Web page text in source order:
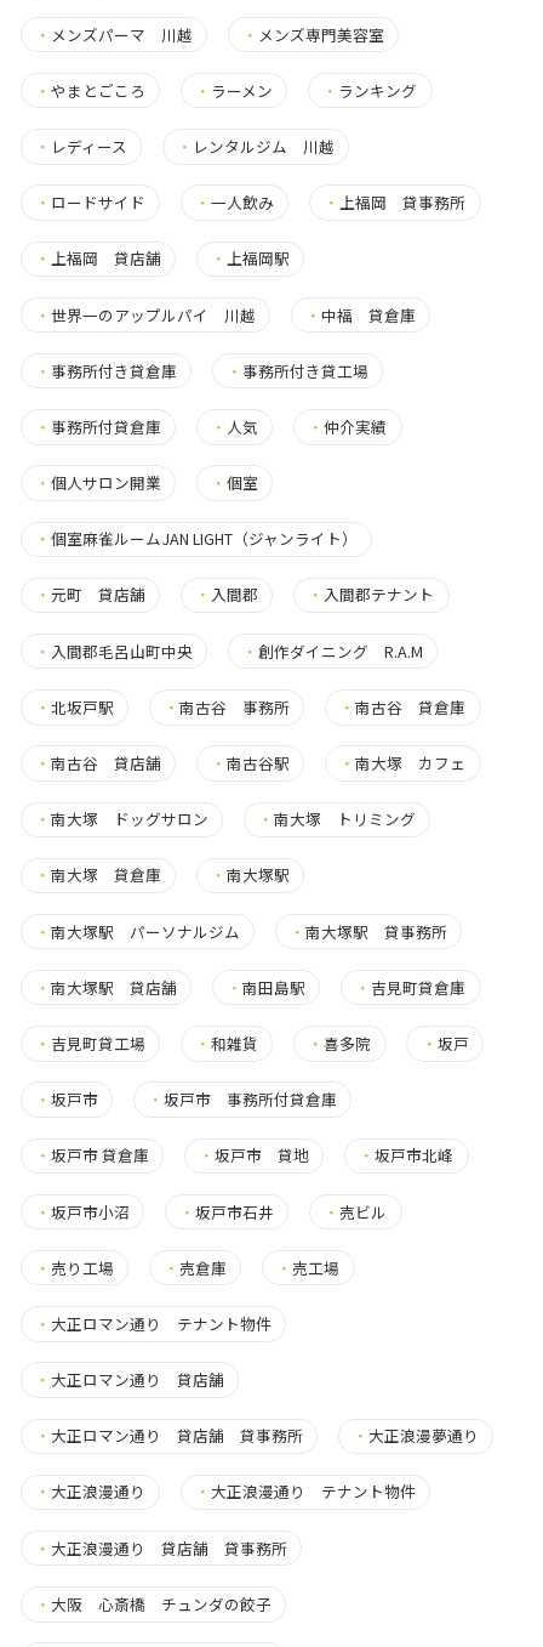
・ メンズパーマ 川越 ・ メンズ専門美容室
・ やまとごころ ・ ラーメン ・ ランキング
・ レディース ・ レンタルジム 川越
・ ロードサイド ・一人飲み ・上福岡 貸事務所
・ 上福岡 貸店舗 ・上福岡駅
・ 世界一のアップルパイ 川越 ・中福 貸倉庫
・ 事務所付き貸倉庫 ・ 事務所付き貸工場
・ 事務所付貸倉庫 ・ 人気 ・仲介実績
・ 個人サロン開業 ・個室
・ 個室麻雀ルームJAN LIGHT（ジャンライト）
・ 元町 貸店舗 ・ 入間郡 ・ 入間郡テナント
・ 入間郡毛呂山町中央 ・創作ダイニング R.A.M
・ 北坂戸駅 ・南古谷 事務所 ・南古谷 貸倉庫
・ 南古谷 貸店舗 ・南古谷駅 ・南大塚 カフェ
・ 南大塚 ドッグサロン ・南大塚 トリミング
・ 南大塚 貸倉庫 ・南大塚駅
・ 南大塚駅 パーソナルジム ・南大塚駅 貸事務所
・ 南大塚駅 貸店舗 ・南田島駅 ・ 吉見町貸倉庫
・ 吉見町貸工場 ・和雑貨 ・喜多院 ・ 坂戸
・ 坂戸市 ・坂戸市 事務所付貸倉庫
・ 坂戸市 貸倉庫 ・坂戸市 貸地 ・坂戸市北峰
・ 坂戸市小沼 ・坂戸市石井 ・ 売ビル
・ 売り工場 ・ 売倉庫 ・ 売工場
・ 大正ロマン通り テナント物件
・ 大正ロマン通り 貸店舗
・ 大正ロマン通り 貸店舗 貸事務所 ・ 大正浪漫夢通り
・ 大正浪漫通り ・ 大正浪漫通り テナント物件
・ 大正浪漫通り 貸店舗 貸事務所
・ 大阪 心斎橋 チュンダの餃子